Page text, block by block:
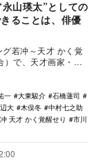
山瑛太”としての
ることは、俳優
若冲～天才 かく覚
）で、天才画家・若
一 大東駿介
石橋蓮司
大 木俣冬
中村七之助
天才 かく覚醒せり
市川